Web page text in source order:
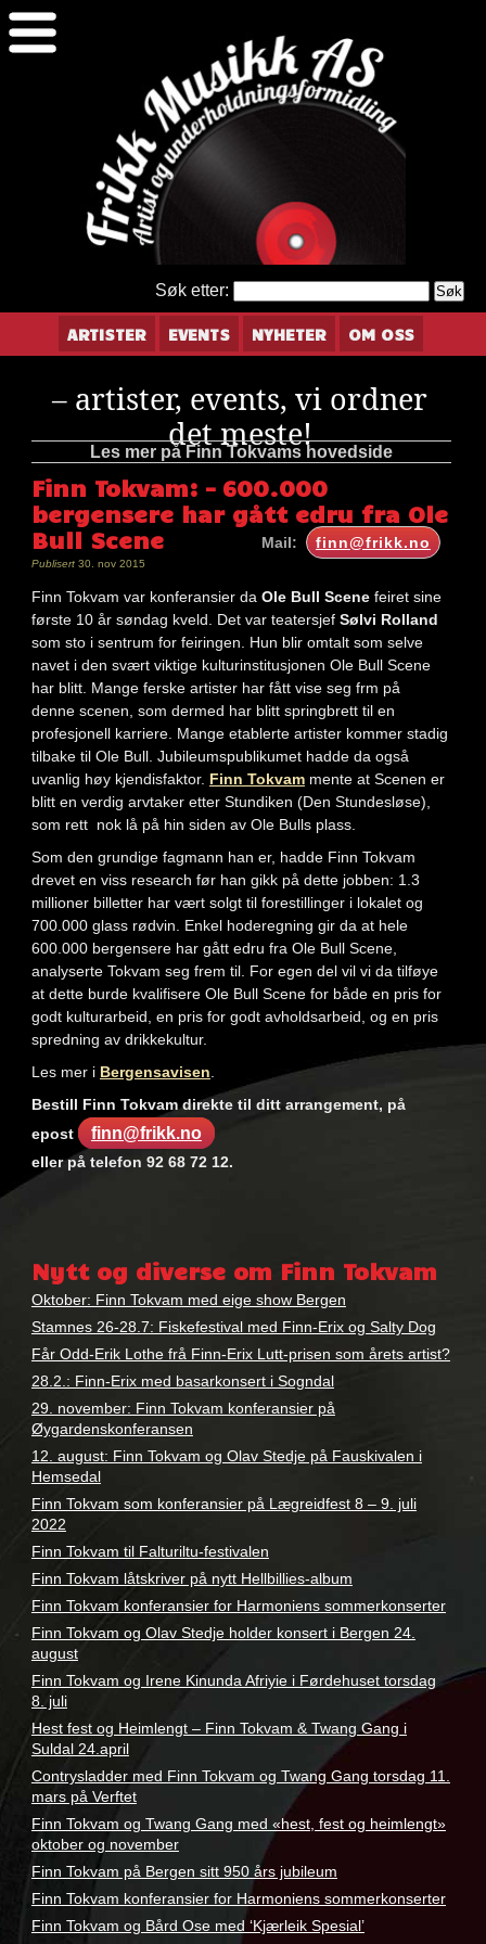
Søk etter:
ARTISTER EVENTS NYHETER OM OSS
– artister, events, vi ordner
det meste!
Les mer på Finn Tokvams hovedside
Finn Tokvam: – 600.000
bergensere har gått edru fra Ole
Bull Scene
finn@frikk.no
Mail:
Publisert30. nov 2015
Finn Tokvam var konferansier da Ole Bull Scenefeiret sine
første 10 år søndag kveld. Det var teatersjef Sølvi Rolland
som sto i sentrum for feiringen. Hun blir omtalt som selve
navet i den svært viktige kulturinstitusjonen Ole Bull Scene
har blitt. Mange ferske artister har fått vise seg frm på
denne scenen, som dermed har blitt springbrett til en
profesjonell karriere. Mange etablerte artister kommer stadig
tilbake til Ole Bull. Jubileumspublikumet hadde da også
uvanlig høy kjendisfaktor. Finn Tokvammente at Scenen er
blitt en verdig arvtaker etter Stundiken (Den Stundesløse),
som rett nok lå på hin siden av Ole Bulls plass.
Som den grundige fagmann han er, hadde Finn Tokvam
drevet en viss research før han gikk på dette jobben: 1.3
millioner billetter har vært solgt til forestillinger i lokalet og
700.000 glass rødvin. Enkel hoderegning gir da at hele
600.000 bergensere har gått edru fra Ole Bull Scene,
analyserte Tokvam seg frem til. For egen del vil vi da tilføye
at dette burde kvalifisere Ole Bull Scene for både en pris for
godt kulturarbeid, en pris for godt avholdsarbeid, og en pris
spredning av drikkekultur.
Les mer i Bergensavisen.
Bestill Finn Tokvam direkte til ditt arrangement, på
epost
finn@frikk.no
eller på telefon 92 68 72 12.
Tokvam
Nytt og diverse om Finn Tokvam
Oktober: Finn Tokvam med eige show Bergen
Stamnes 26-28.7: Fiskefestival med Finn-Erix og Salty Dog
Får Odd-Erik Lothe frå Finn-Erix Lutt-prisen som årets artist?
28.2.: Finn-Erix med basarkonsert i Sogndal
29. november: Finn Tokvam konferansier på
Øygardenskonferansen
12. august: Finn Tokvam og Olav Stedje på Fauskivalen i
Hemsedal
Finn Tokvam som konferansier på Lægreidfest 8 – 9. juli
2022
Finn Tokvam til Falturiltu-festivalen
Finn Tokvam låtskriver på nytt Hellbillies-album
Finn Tokvam konferansier for Harmoniens sommerkonserter
Finn Tokvam og Olav Stedje holder konsert i Bergen 24.
august
Finn Tokvam og Irene Kinunda Afriyie i Førdehuset torsdag
8. juli
Hest fest og Heimlengt – Finn Tokvam & Twang Gang i
Suldal 24.april
Contrysladder med Finn Tokvam og Twang Gang torsdag 11.
mars på Verftet
Finn Tokvam og Twang Gang med «hest, fest og heimlengt»
oktober og november
Finn Tokvam på Bergen sitt 950 års jubileum
Finn Tokvam konferansier for Harmoniens sommerkonserter
Finn Tokvam og Bård Ose med ‘Kjærleik Spesial’